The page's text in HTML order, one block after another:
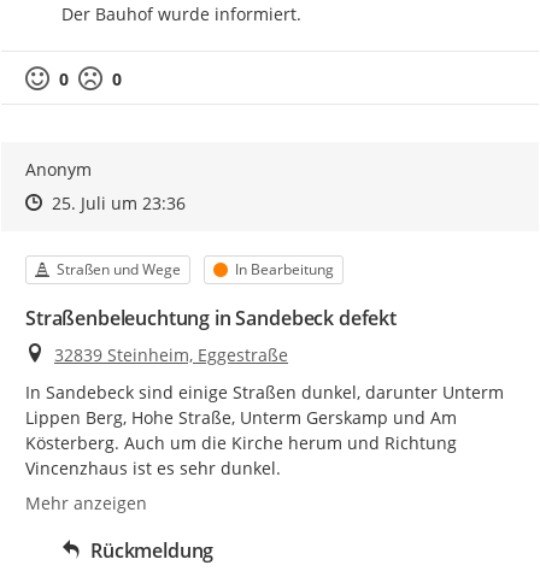
Der Bauhof wurde informiert.
0 0
Anonym
Zeitpunkt des Erstellens
Zeitpunkt des Erstellens
25. Juli um 23:36Zur Äußerung
Kategorie
Straßen und Wege Status
In Bearbeitung
Straßenbeleuchtung in Sandebeck defekt
Ort
32839 Steinheim, Eggestraße
In Sandebeck sind einige Straßen dunkel, darunter Unterm
Lippen Berg, Hohe Straße, Unterm Gerskamp und Am
Kösterberg. Auch um die Kirche herum und Richtung
Vincenzhaus ist es sehr dunkel.
Mehr anzeigen
Rückmeldung